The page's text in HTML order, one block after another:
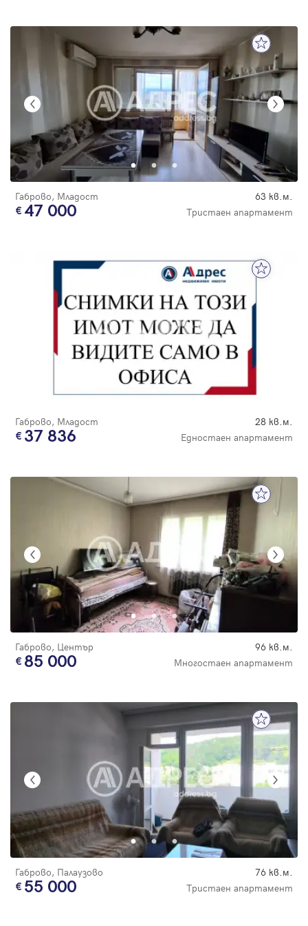
Габрово, Младост 63 кв.м.
47 000 Тристаен апартамент
Габрово, Младост 28 кв.м.
37 836 Едностаен апартамент
Габрово, Център 96 кв.м.
85 000 Многостаен апартамент
Габрово, Палаузово 76 кв.м.
55 000 Тристаен апартамент